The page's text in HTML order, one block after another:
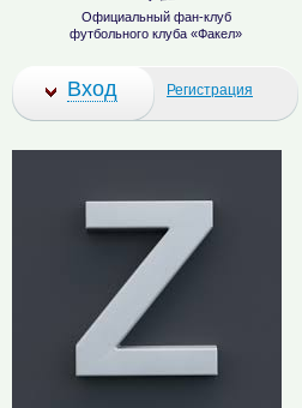
Официальный фан-клуб
футбольного клуба «Факел»
Вход Регистрация